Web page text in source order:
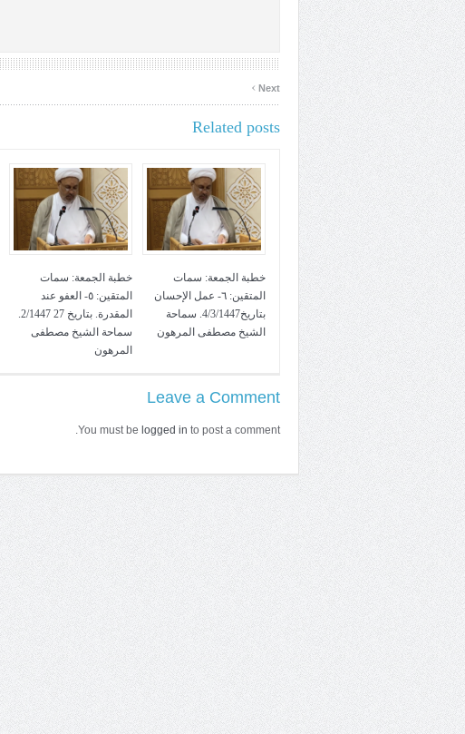
Next
›
Related posts
خطبة الجمعة: سمات
المتقين: ٦- عمل الإحسان
بتاريخ4/3/1447. سماحة
الشيخ مصطفى المرهون
خطبة الجمعة: سمات
المتقين: ٥- العفو عند
المقدرة. بتاريخ 27 2/1447.
سماحة الشيخ مصطفى
المرهون
Leave a Comment
You must be logged in to post a comment.